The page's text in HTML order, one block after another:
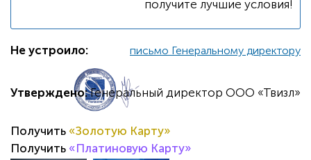
получите лучшие условия!
Не устроило: письмо Генеральному директору
Утверждено: Генеральный директор ООО «Твизл»
Получить «Золотую Карту»
Получить «Платиновую Карту»